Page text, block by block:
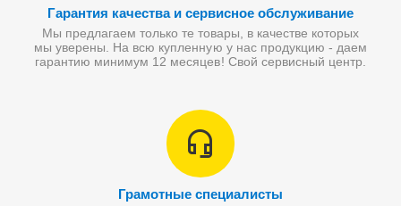
Гарантия качества и сервисное обслуживание
Мы предлагаем только те товары, в качестве которых
мы уверены. На всю купленную у нас продукцию - даем
гарантию минимум 12 месяцев! Свой сервисный центр.
Грамотные специалисты